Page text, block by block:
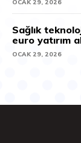
OCAK 29, 2026
Sağlık
euro yatırım
OCAK 29, 2026